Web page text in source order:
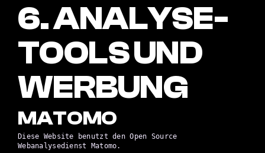
6. ANALYSE-
TOOLS UND
WERBUNG
MATOMO
Diese Website benutzt den Open Source
Webanalysedienst Matomo.